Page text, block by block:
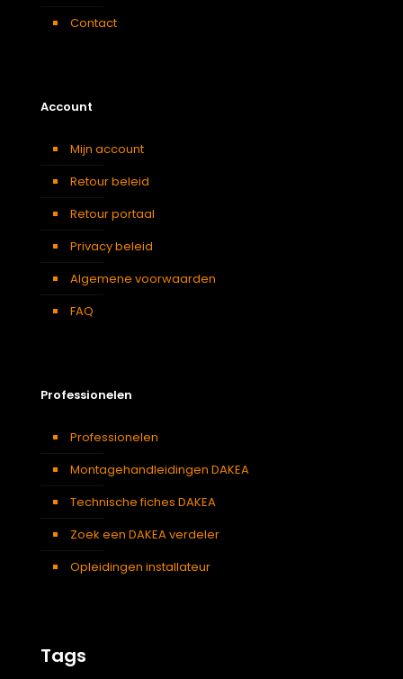
Contact
Account
Mijn account
Retour beleid
Retour portaal
Privacy beleid
Algemene voorwaarden
FAQ
Professionelen
Professionelen
Montagehandleidingen DAKEA
Technische fiches DAKEA
Zoek een DAKEA verdeler
Opleidingen installateur
Tags